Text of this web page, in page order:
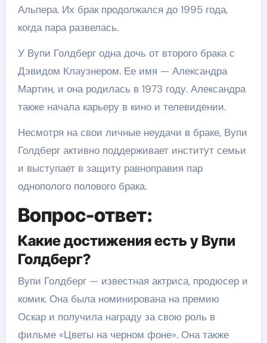
Альпера. Их брак продолжался до 1995 года,
когда пара развелась.
У Вупи Голдберг одна дочь от второго брака с
Дэвидом Клаузнером. Ее имя — Александра
Мартин, и она родилась в 1973 году. Александра
также начала карьеру в кино и телевидении.
Несмотря на свои личные неудачи в браке, Вупи
Голдберг активно поддерживает институт семьи
и выступает в защиту равноправия пар
однополого полового брака.
Вопрос-ответ:
Какие достижения есть у Вупи
Голдберг?
Вупи Голдберг — известная актриса, продюсер и
комик. Она была номинирована на премию
Оскар и получила награду за свою роль в
фильме «Цветы на черном фоне». Она также